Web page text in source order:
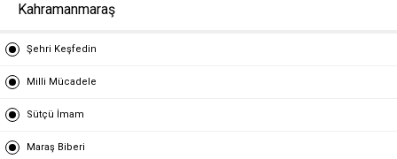
Kahramanmaraş
Şehri Keşfedin
Milli Mücadele
Sütçü İmam
Maraş Biberi